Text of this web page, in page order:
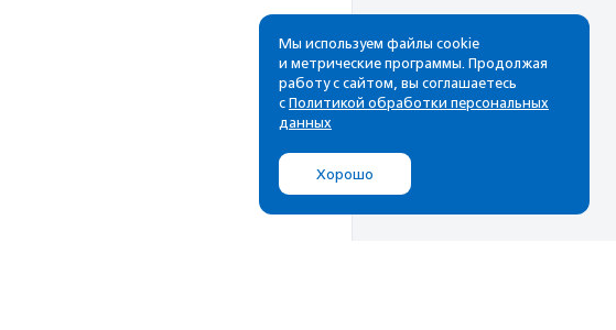
Рассылка
Cамые свежие новости,
почтовом ящике
Мы используем файлы cookie
и метрические программы. Продолжая
работу с сайтом, вы соглашаетесь
с Политикой обработки персональных
данных
Хорошо